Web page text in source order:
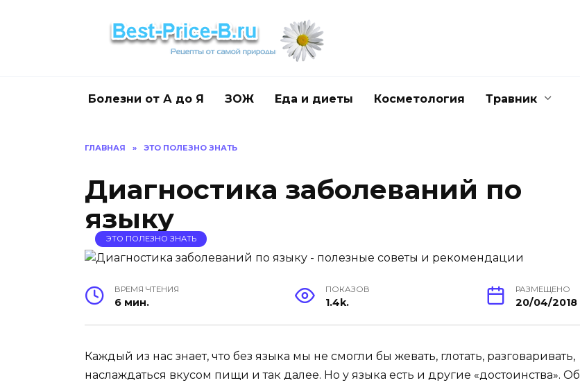
Болезни от А до Я ЗОЖ Еда и диеты Косметология Травник
ГЛАВНАЯ » ЭТО ПОЛЕЗНО ЗНАТЬ
Диагностика заболеваний по
языку
ЭТО ПОЛЕЗНО ЗНАТЬ
ВРЕМЯ ЧТЕНИЯ
6 мин.
ПОКАЗОВ
1.4k.
РАЗМЕЩЕНО
20/04/2018
Каждый из нас знает, что без языка мы не смогли бы жевать, глотать, разговаривать,
наслаждаться вкусом пищи и так далее. Но у языка есть и другие «достоинства». Об